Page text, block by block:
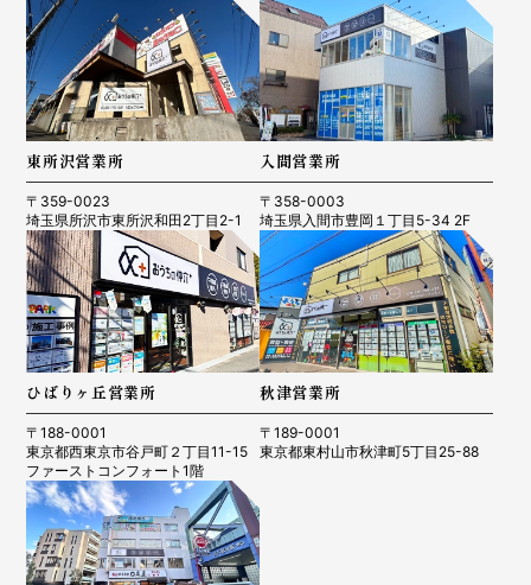
東所沢営業所
〒359-0023
埼玉県所沢市東所沢和田2丁目2-1
入間営業所
〒358-0003
埼玉県入間市豊岡１丁目5-34 2F
ひばりヶ丘営業所
〒188-0001
東京都西東京市谷戸町２丁目11-15
ファーストコンフォート1階
秋津営業所
〒189-0001
東京都東村山市秋津町5丁目25-88